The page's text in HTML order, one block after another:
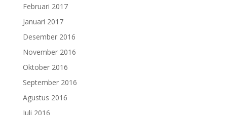
Februari 2017
Januari 2017
Desember 2016
November 2016
Oktober 2016
September 2016
Agustus 2016
Juli 2016